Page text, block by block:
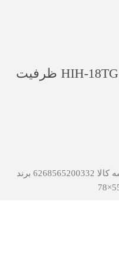
کولر گازی اینورتر هایسنس HIH-18TG ظرفیت
وزن 13 kg ابعاد 24 × 105 × 32 cm شناسه کالا 6268565200332 برند